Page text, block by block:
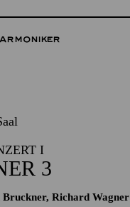
I
3
Bruckner, Richard Wagner